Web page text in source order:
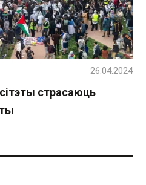
страсаюць
26.04.2024